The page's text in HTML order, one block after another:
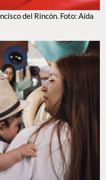
DEL SOMBRERO 2026. FOTO: CORTESÍA
San Francisco del
Rincón, vale muchísimo la
de los rincones más
esvisitar alguna de las más
ofrecen recorridos guiados
piezas de principio a fin.